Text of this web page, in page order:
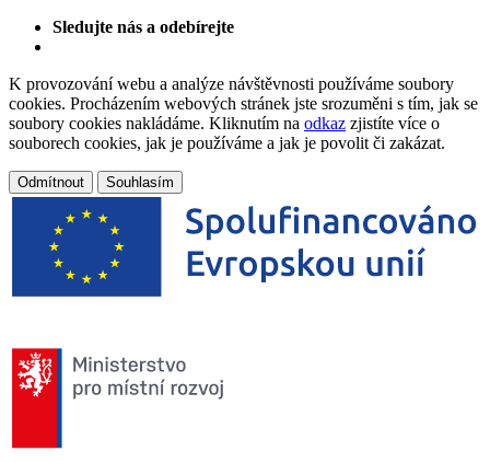
Sledujte nás a odebírejte
K provozování webu a analýze návštěvnosti používáme soubory
cookies. Procházením webových stránek jste srozuměni s tím, jak se
soubory cookies nakládáme. Kliknutím na odkaz zjistíte více o
souborech cookies, jak je používáme a jak je povolit či zakázat.
Odmítnout Souhlasím